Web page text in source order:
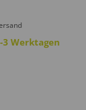
Werktagen